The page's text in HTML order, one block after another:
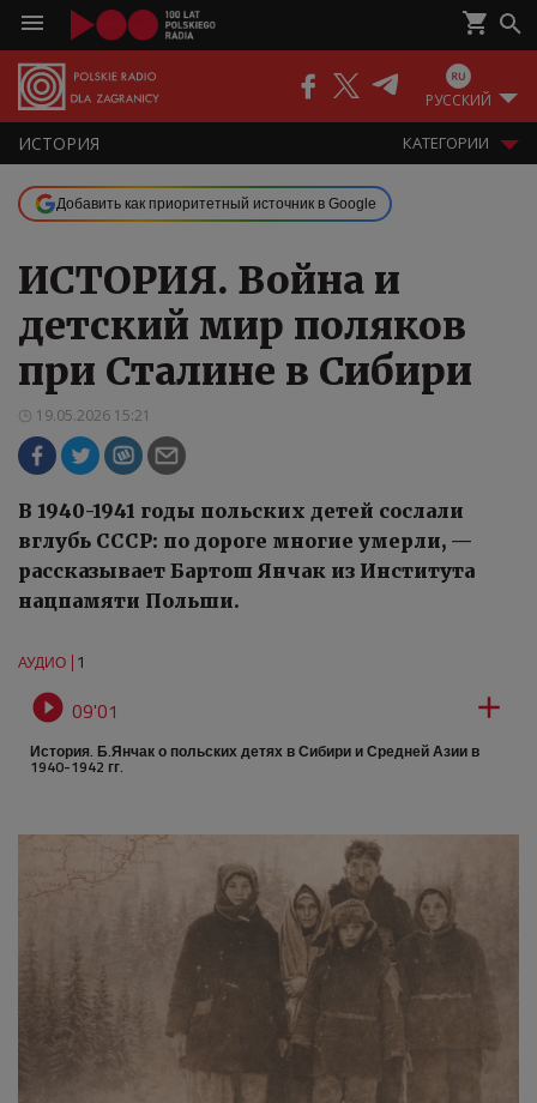
РУССКИЙ
ИСТОРИЯ КАТЕГОРИИ
Добавить как приоритетный источник в Google
ИСТОРИЯ. Война и
детский мир поляков
при Сталине в Сибири
19.05.2026 15:21
В 1940-1941 годы польских детей сослали
вглубь СССР: по дороге многие умерли, —
рассказывает Бартош Янчак из Института
нацпамяти Польши.
АУДИО 1
 09'01 
История. Б.Янчак о польских детях в Сибири и Средней Азии в
1940-1942 гг.